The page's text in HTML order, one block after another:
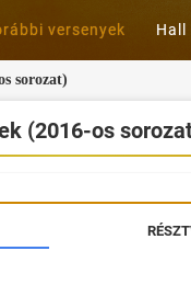
versenyek Hall
sorozat)
(2016-os